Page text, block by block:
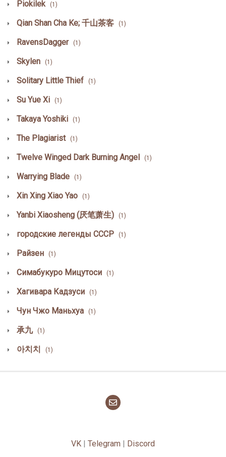
Piokilek (1)
Qian Shan Cha Ke; 千山茶客 (1)
RavensDagger (1)
Skylen (1)
Solitary Little Thief (1)
Su Yue Xi (1)
Takaya Yoshiki (1)
The Plagiarist (1)
Twelve Winged Dark Burning Angel (1)
Warrying Blade (1)
Xin Xing Xiao Yao (1)
Yanbi Xiaosheng (厌笔萧生) (1)
городские легенды СССР (1)
Райзен (1)
Симабукуро Мицутоси (1)
Хагивара Кадзуси (1)
Чун Чжо Маньхуа (1)
承九 (1)
아치치 (1)
VK | Telegram | Discord